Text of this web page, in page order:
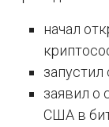
начал
заявил о
США в